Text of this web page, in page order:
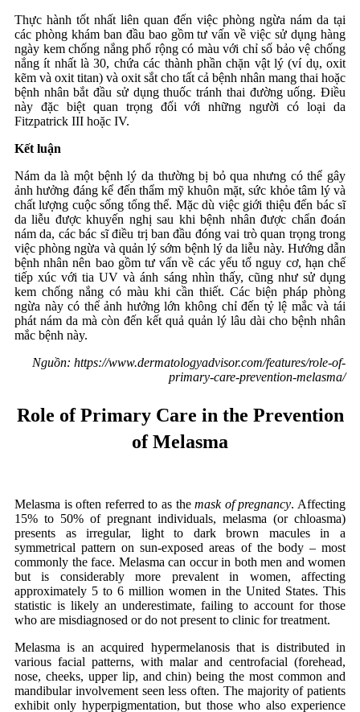
Thực hành tốt nhất liên quan đến việc phòng ngừa nám da tại
các phòng khám ban đầu bao gồm tư vấn về việc sử dụng hàng
ngày kem chống nắng phổ rộng có màu với chỉ số bảo vệ chống
nắng ít nhất là 30, chứa các thành phần chặn vật lý (ví dụ, oxit
kẽm và oxit titan) và oxit sắt cho tất cả bệnh nhân mang thai hoặc
bệnh nhân bắt đầu sử dụng thuốc tránh thai đường uống. Điều
này đặc biệt quan trọng đối với những người có loại da
Fitzpatrick III hoặc IV.
Kết luận
Nám da là một bệnh lý da thường bị bỏ qua nhưng có thể gây
ảnh hưởng đáng kể đến thẩm mỹ khuôn mặt, sức khỏe tâm lý và
chất lượng cuộc sống tổng thể. Mặc dù việc giới thiệu đến bác sĩ
da liễu được khuyến nghị sau khi bệnh nhân được chẩn đoán
nám da, các bác sĩ điều trị ban đầu đóng vai trò quan trọng trong
việc phòng ngừa và quản lý sớm bệnh lý da liễu này. Hướng dẫn
bệnh nhân nên bao gồm tư vấn về các yếu tố nguy cơ, hạn chế
tiếp xúc với tia UV và ánh sáng nhìn thấy, cũng như sử dụng
kem chống nắng có màu khi cần thiết. Các biện pháp phòng
ngừa này có thể ảnh hưởng lớn không chỉ đến tỷ lệ mắc và tái
phát nám da mà còn đến kết quả quản lý lâu dài cho bệnh nhân
mắc bệnh này.
Nguồn: https://www.dermatologyadvisor.com/features/role-of-
primary-care-prevention-melasma/
Role of Primary Care in the Prevention
of Melasma
Melasma is often referred to as themask of pregnancy. Affecting
15% to 50% of pregnant individuals, melasma (or chloasma)
presents as irregular, light to dark brown macules in a
symmetrical pattern on sun-exposed areas of the body – most
commonly the face. Melasma can occur in both men and women
but is considerably more prevalent in women, affecting
approximately 5 to 6 million women in the United States. This
statistic is likely an underestimate, failing to account for those
who are misdiagnosed or do not present to clinic for treatment.
Melasma is an acquired hypermelanosis that is distributed in
various facial patterns, with malar and centrofacial (forehead,
nose, cheeks, upper lip, and chin) being the most common and
mandibular involvement seen less often. The majority of patients
exhibit only hyperpigmentation, but those who also experience